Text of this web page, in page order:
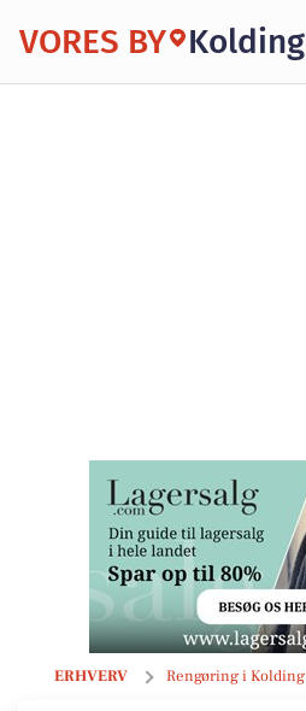
VORES BY Kolding
ERHVERV Rengøring i Kolding
Best1